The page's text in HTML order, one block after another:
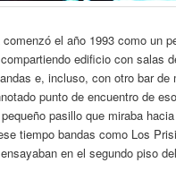
el año 1993 como un
edificio con salas
e, incluso, con otro bar de
punto de encuentro de
pasillo que miraba
tiempo bandas como Los
en el segundo piso